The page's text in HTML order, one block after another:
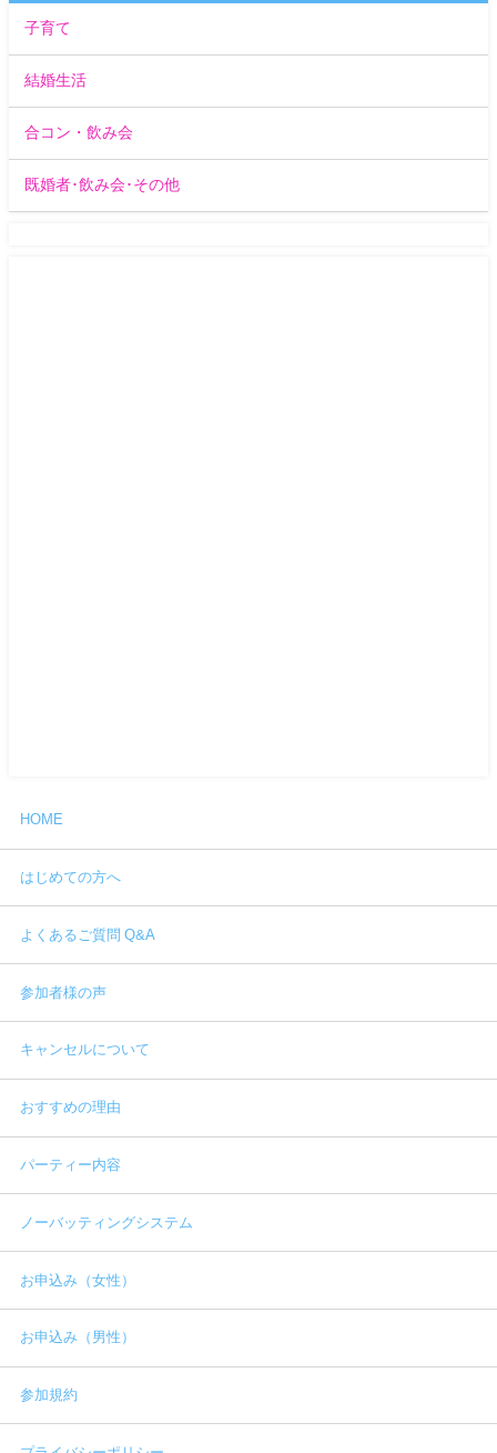
子育て
結婚生活
合コン・飲み会
既婚者･飲み会･その他
HOME
はじめての方へ
よくあるご質問 Q&A
参加者様の声
キャンセルについて
おすすめの理由
パーティー内容
ノーバッティングシステム
お申込み（女性）
お申込み（男性）
参加規約